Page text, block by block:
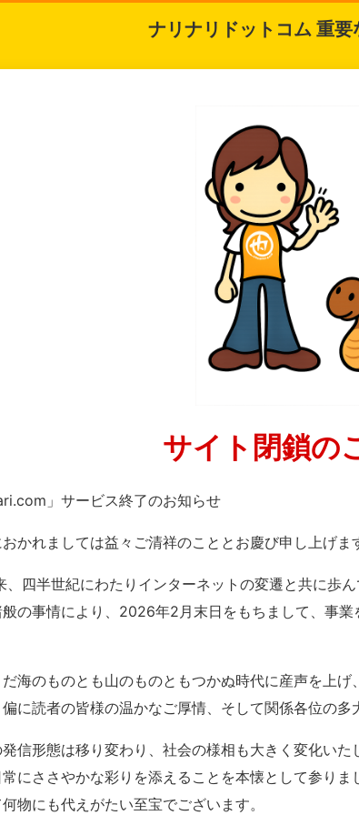
ナリナリドットコム 重要
サイト閉鎖の
」サービス終了のお知らせ
かれましては益々ご清祥のこととお慶び申し上げま
、四半世紀にわたりインターネットの変遷と共に歩
の事情により、2026年2月末日をもちまして、事
海のものとも山のものともつかぬ時代に産声を上
に読者の皆様の温かなご厚情、そして関係各位の多
信形態は移り変わり、社会の様相も大きく変化い
にささやかな彩りを添えることを本懐として参り
物にも代えがたい至宝でございます。